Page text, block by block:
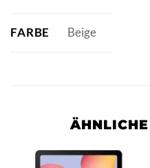
FARBE Beige